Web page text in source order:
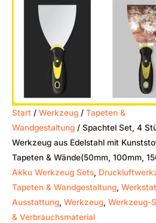
Start / Werkzeug / Tapeten &
Wandgestaltung / Spachtel Set, 4
Werkzeug aus Edelstahl mit
Tapeten & Wände(50mm, 100mm,
Akku Werkzeug Sets
Tapeten & Wandgestaltung
Ausstattung Werkzeug Werkzeug-
& Verbrauchsmaterial